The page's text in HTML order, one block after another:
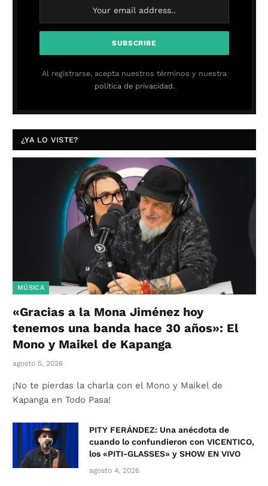
Al registrarse, acepta nuestros términos y nuestra
política de privacidad.
¿YA LO VISTE?
MÚSICA
«Gracias a la Mona Jiménez hoy
tenemos una banda hace 30 años»: El
Mono y Maikel de Kapanga
agosto 5, 2026
¡No te pierdas la charla con el Mono y Maikel de
Kapanga en Todo Pasa!
PITY FERÁNDEZ: Una anécdota de
cuando lo confundieron con VICENTICO,
los «PITI-GLASSES» y SHOW EN VIVO
agosto 4, 2026